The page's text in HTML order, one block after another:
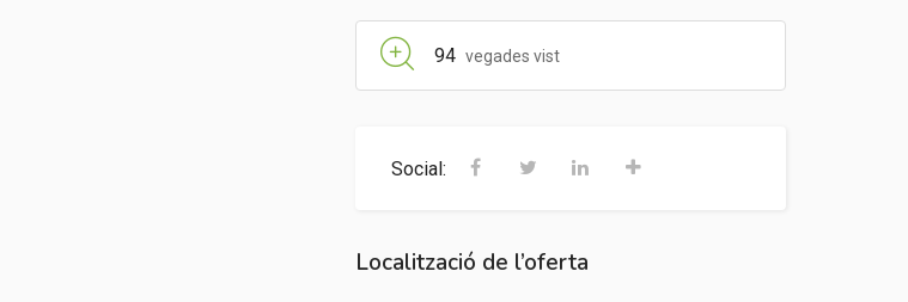
94 vegades vist
Social:
Localització de l’oferta